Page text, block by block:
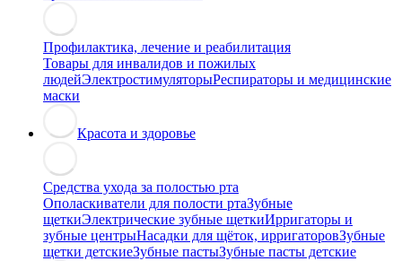
Профилактика, лечение и реабилитация
Товары для инвалидов и пожилых
людейЭлектростимуляторыРеспираторы и медицинские
маски
Красота и здоровье
Средства ухода за полостью рта
Ополаскиватели для полости ртаЗубные
щеткиЭлектрические зубные щеткиИрригаторы и
зубные центрыНасадки для щёток, ирригаторовЗубные
щетки детскиеЗубные пастыЗубные пасты детские